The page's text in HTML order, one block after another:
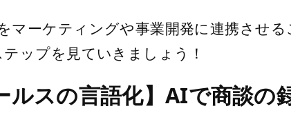
マーケティングや事業開発に連携させ
ップを見ていきましょう！
スの言語化】AIで商談の